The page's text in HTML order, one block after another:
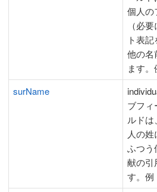
個人の
（必
ト表
他の名
ます
surName
ブフィ
ルド
人の
ふつう
献の引
す。例